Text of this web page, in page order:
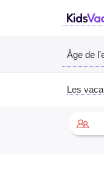
Âge de
Les